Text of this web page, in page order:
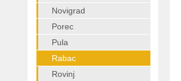
Novigrad
Porec
Pula
Rabac
Rovinj